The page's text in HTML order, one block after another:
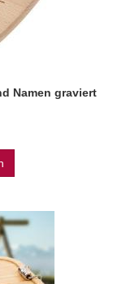
Namen graviert